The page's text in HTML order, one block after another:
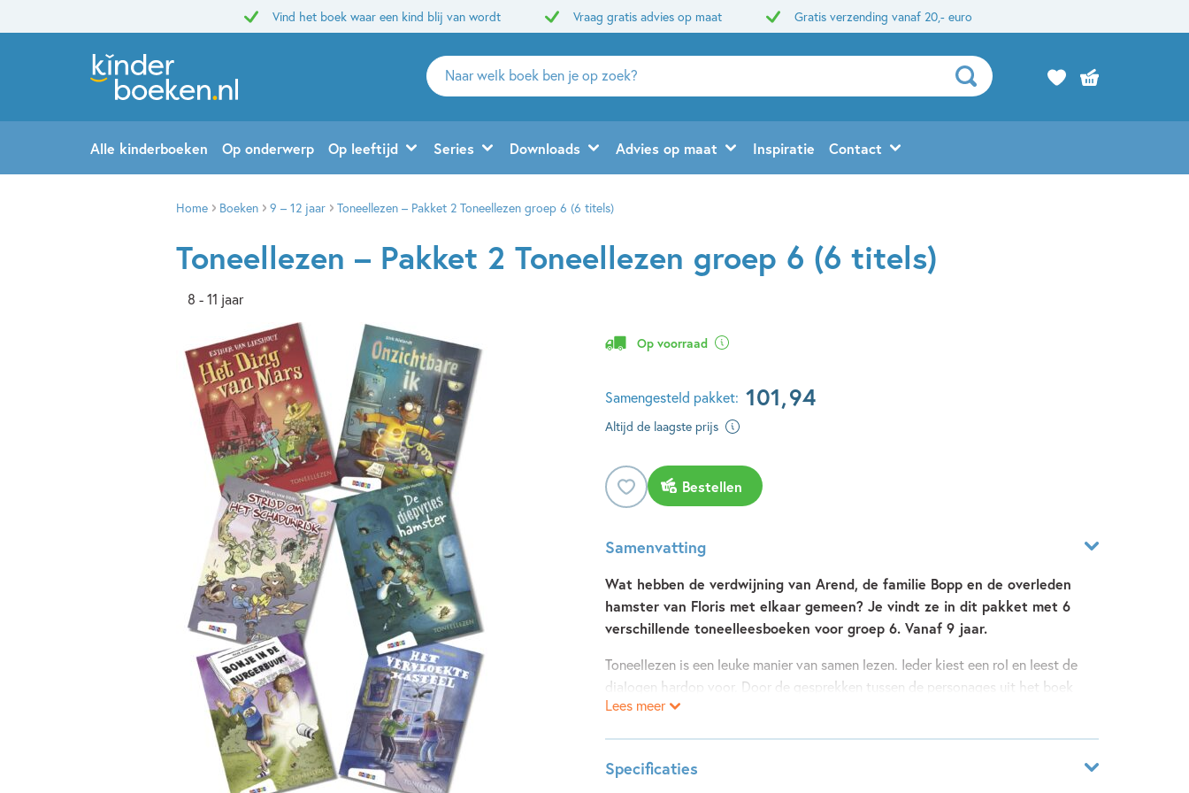
Vind het boek waar een kind blij van wordt Vraag gratis advies op maat Gratis verzending vanaf 20,- euro
Zoeken
naar
en
uitgevers
Alle kinderboeken Op onderwerp Op leeftijd Series Downloads Advies op maat Inspiratie Contact
Home Boeken 9 – 12 jaar Toneellezen – Pakket 2 Toneellezen groep 6 (6 titels)
Toneellezen – Pakket 2 Toneellezen groep 6 (6 titels)
8 - 11 jaar
Op voorraad
Samengesteld pakket: 101,94
Altijd de laagste prijs
Bestellen
Samenvatting
Wat hebben de verdwijning van Arend, de familie Bopp en de overleden
hamster van Floris met elkaar gemeen? Je vindt ze in dit pakket met 6
verschillende toneelleesboeken voor groep 6. Vanaf 9 jaar.
Toneellezen is een leuke manier van samen lezen. Ieder kiest een rol en leest de
dialogen hardop voor. Door de gesprekken tussen de personages uit het boek
ontvouwt zich het verhaal. Zo ontdek je samen hoe de spannende en grappige
toneelstuk. Toneellezen bevordert zo het vloeiend lezen én het leesplezier.
Lees meer
Specificaties